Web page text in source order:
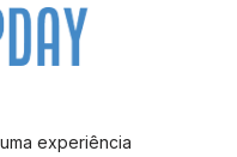
experiência